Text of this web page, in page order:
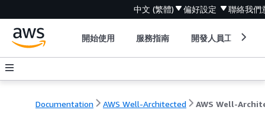
中文 (繁體) 偏好設定 聯絡我們
開始使用 服務指南 開發人員工具
Documentation AWS Well-Architected